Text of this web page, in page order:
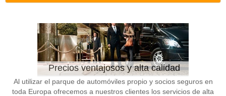
Precios ventajosos y alta calidad
Al utilizar el parque de automóviles propio y socios seguros en
toda Europa ofrecemos a nuestros clientes los servicios de alta